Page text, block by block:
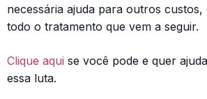
necessária ajuda para outros custos,
todo o tratamento que vem a seguir.
Clique aqui se você pode e quer
essa luta.